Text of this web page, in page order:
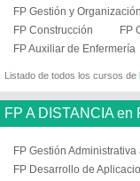
FP Gestión y
FP Construcción
FP
FP Auxiliar de Enfermería
Listado de todos los cursos de
FP A DISTANCIA en
FP Gestión
FP Desarrollo de